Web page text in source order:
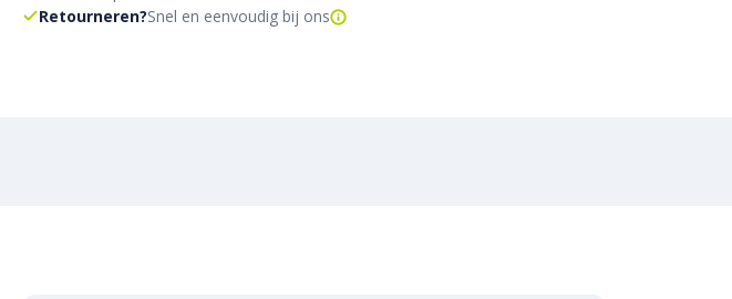
Retourneren?Snel en eenvoudig bij ons